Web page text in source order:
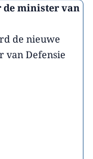
de minister van
de nieuwe
van Defensie